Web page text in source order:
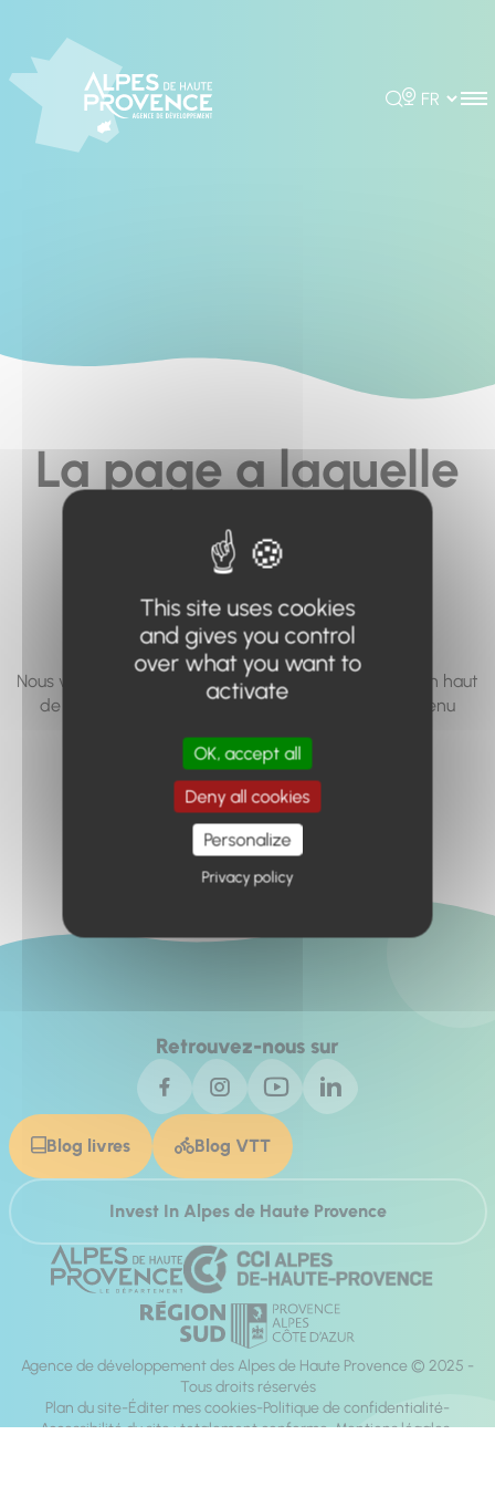
Rechercher
Choisir la
La page a laquelle
vous cherchez à
accéder n'existe
pas... ou plus.
Nous vous invitons à utiliser le moteur de recherche en haut
de page, ou à utiliser le menu pour trouver le contenu
Retour à l'accueil
Retrouvez-nous sur
Blog livres Blog VTT
Invest In Alpes de Haute Provence
Agence de développement des Alpes de Haute Provence © 2025 -
Tous droits réservés
Plan du site Éditer mes cookies Politique de confidentialité
Accessibilité du site : totalement conforme Mentions légales
This site uses cookies
and gives you control
over what you want to
activate
OK, accept all
Deny all cookies
Personalize
Privacy policy